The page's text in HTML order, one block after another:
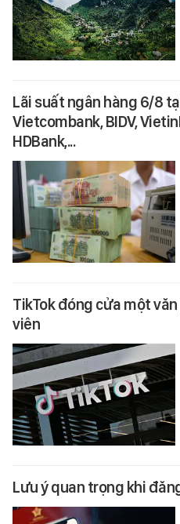
Lãi suất ngân hàng 6/8
Vietcombank, BIDV,
HDBank,...
TikTok đóng cửa một
viên
Lưu ý quan trọng khi